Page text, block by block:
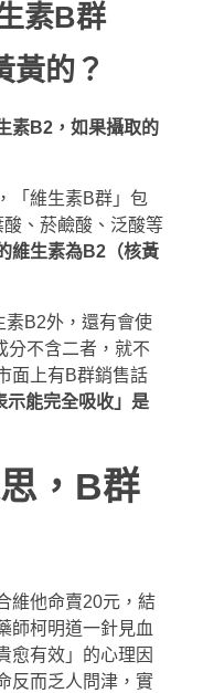
素B群
黃的？
素B2，如果攝取的
「維生素B群」包
、菸鹼酸、泛酸等
維生素為B2（核黃
素B2外，還有會使
分不含二者，就不
面上有B群銷售話
示能完全吸收」是
，B群
維他命賣20元，結
師柯明道一針見血
愈有效」的心理因
反而乏人問津，實